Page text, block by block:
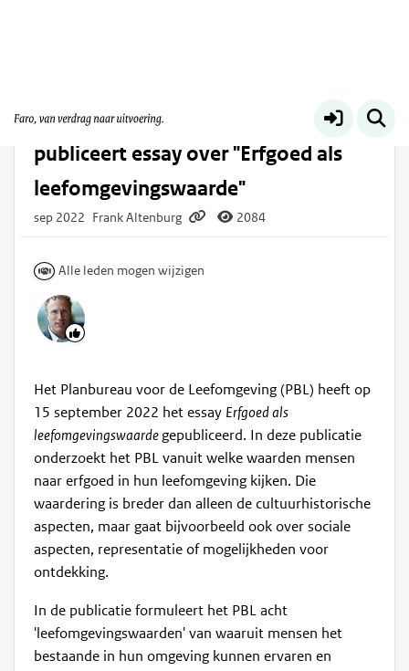
Planbureau voor de Leefomgeving
publiceert essay over "Erfgoed als
leefomgevingswaarde"
sep 2022 Frank Altenburg 2084
Alle leden mogen wijzigen
Het Planbureau voor de Leefomgeving (PBL) heeft op
15 september 2022 het essay Erfgoed als
leefomgevingswaardegepubliceerd. In deze publicatie
onderzoekt het PBL vanuit welke waarden mensen
naar erfgoed in hun leefomgeving kijken. Die
waardering is breder dan alleen de cultuurhistorische
aspecten, maar gaat bijvoorbeeld ook over sociale
aspecten, representatie of mogelijkheden voor
ontdekking.
In de publicatie formuleert het PBL acht
'leefomgevingswaarden' van waaruit mensen het
bestaande in hun omgeving kunnen ervaren en